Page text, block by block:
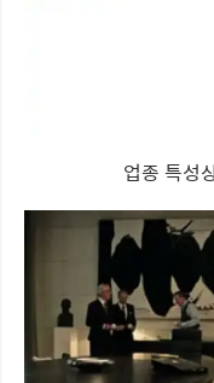
업종 특성